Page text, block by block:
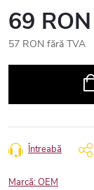
69 RON
57 RON fără TVA
Întreabă
Marcă:OEM